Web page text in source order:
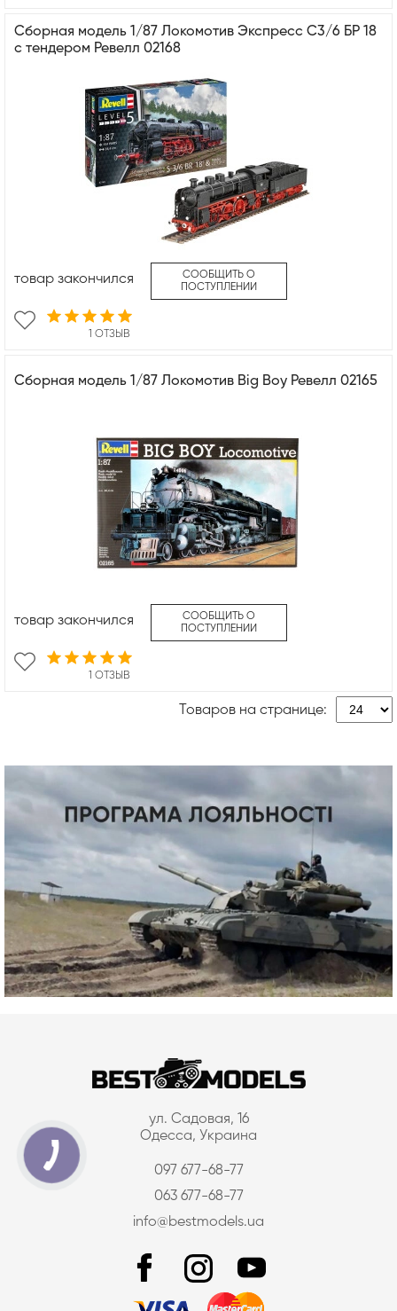
Сборная модель 1/87 Локомотив Экспресс С3/6 БР 18
с тендером Ревелл 02168
1 ОТЗЫВ
товар закончился
СООБЩИТЬ О
ПОСТУПЛЕНИИ
Сборная модель 1/87 Локомотив Big Boy Ревелл 02165
1 ОТЗЫВ
товар закончился
СООБЩИТЬ О
ПОСТУПЛЕНИИ
Товаров на странице:
ул. Садовая, 16
Одесса, Украина
097 677-68-77
063 677-68-77
info@bestmodels.ua